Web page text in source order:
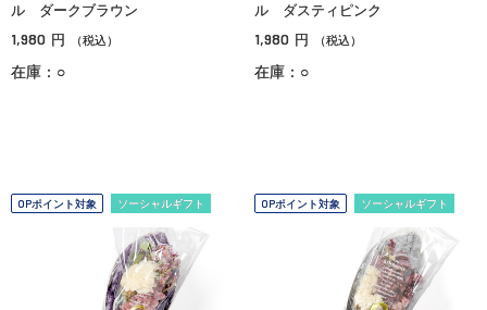
ル ダークブラウン
1,980 円 （税込）
在庫：○
ル ダスティピンク
1,980 円 （税込）
在庫：○
OPポイント対象 ソーシャルギフト OPポイント対象 ソーシャルギフト